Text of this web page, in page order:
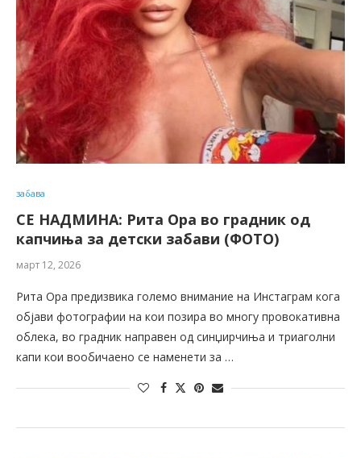
забава
СЕ НАДМИНА: Рита Ора во градник од
капчиња за детски забави (ФОТО)
март 12, 2026
Рита Ора предизвика големо внимание на Инстаграм кога
објави фотографии на кои позира во многу провокативна
облека, во градник направен од синџирчиња и триаголни
капи кои вообичаено се наменети за …